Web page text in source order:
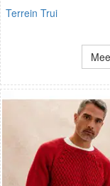
Terrein Trui